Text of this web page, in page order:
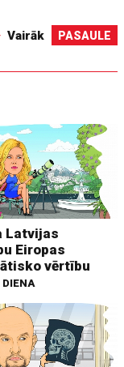
Vairāk PASAULE
Latvijas
Eiropas
vērtību
DIENA